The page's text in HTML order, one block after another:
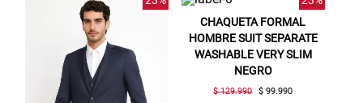
CHAQUETA FORMAL
HOMBRE SUIT SEPARATE
WASHABLE VERY SLIM
NEGRO
$ 129.990 $ 99.990